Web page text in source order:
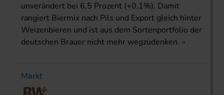
unverändert bei 6,5 Prozent (+0,1%). Damit
rangiert Biermix nach Pils und Export gleich hinter
Weizenbieren und ist aus dem Sortenportfolio der
deutschen Brauer nicht mehr wegzudenken.
Markt